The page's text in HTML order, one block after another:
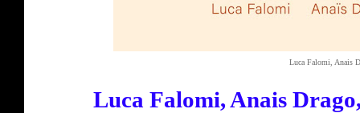
Luca Falomi, Anais
Luca Falomi, Anais